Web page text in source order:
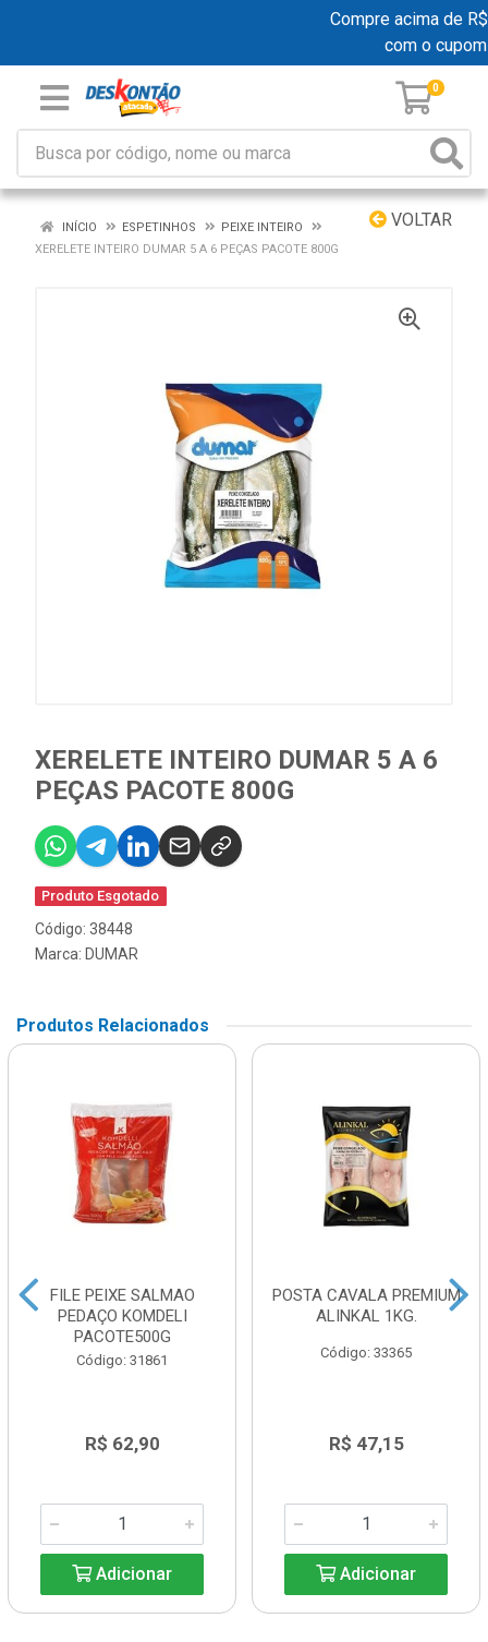
Compre acima de
com o cupom
0
VOLTAR
INÍCIO ESPETINHOS
PEIXE INTEIRO
XERELETE INTEIRO DUMAR 5 A 6 PEÇAS PACOTE 800G
XERELETE INTEIRO DUMAR 5 A 6
PEÇAS PACOTE 800G
Produto Esgotado
Código: 38448
Marca: DUMAR
Produtos Relacionados
FILE PEIXE SALMAO
PEDAÇO KOMDELI
PACOTE500G
Código: 31861
R$ 62,90
Adicionar
POSTA CAVALA PREMIUM
ALINKAL 1KG.
Código: 33365
R$ 47,15
Adicionar